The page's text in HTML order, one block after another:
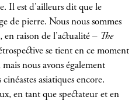
Il est d’ailleurs dit que le
de pierre. Nous nous sommes
raison de l’actualité – The
se tient en ce moment
nous avons également
asiatiques encore.
en tant que spectateur et en